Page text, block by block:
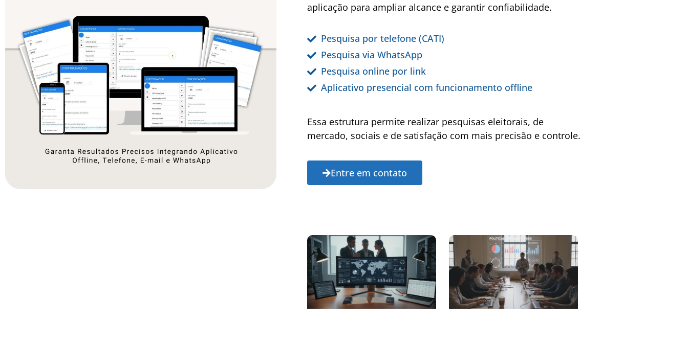
aplicação para ampliar alcance e garantir confiabilidade.
Pesquisa por telefone (CATI)
Pesquisa via WhatsApp
Pesquisa online por link
Aplicativo presencial com funcionamento offline
Essa estrutura permite realizar pesquisas eleitorais, de
mercado, sociais e de satisfação com mais precisão e controle.
Entre em contato